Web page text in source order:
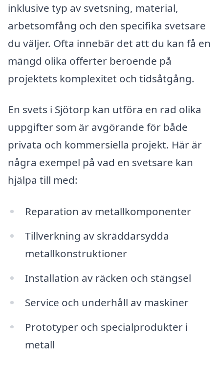
inklusive typ av svetsning, material,
arbetsomfång och den specifika svetsare
du väljer. Ofta innebär det att du kan få en
mängd olika offerter beroende på
projektets komplexitet och tidsåtgång.
En svets i Sjötorp kan utföra en rad olika
uppgifter som är avgörande för både
privata och kommersiella projekt. Här är
några exempel på vad en svetsare kan
hjälpa till med:
Reparation av metallkomponenter
Tillverkning av skräddarsydda
metallkonstruktioner
Installation av räcken och stängsel
Service och underhåll av maskiner
Prototyper och specialprodukter i
metall